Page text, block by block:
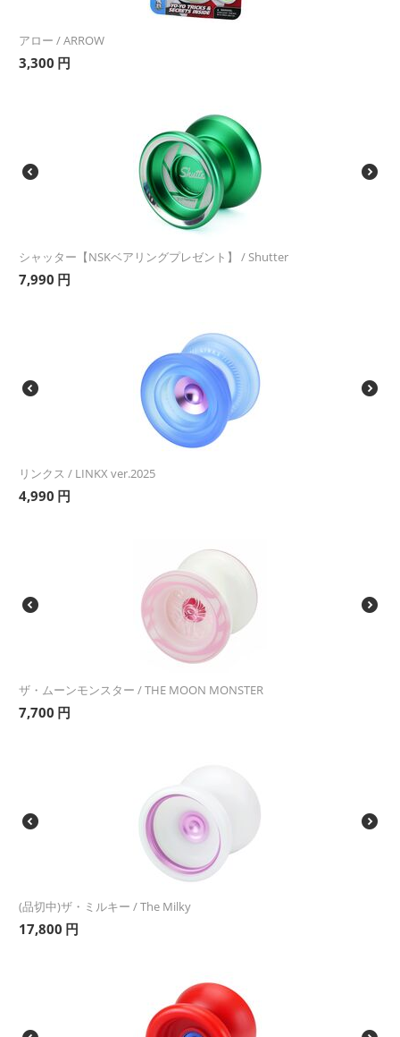
アロー / ARROW
3,300 円
シャッター【NSKベアリングプレゼント】 / Shutter
7,990 円
リンクス / LINKX ver.2025
4,990 円
ザ・ムーンモンスター / THE MOON MONSTER
7,700 円
(品切中)ザ・ミルキー / The Milky
17,800 円